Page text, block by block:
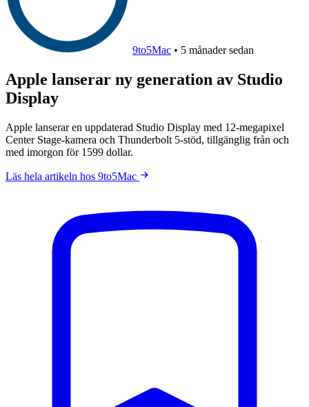
9to5Mac • 5 månader sedan
Apple lanserar ny generation av Studio
Display
Apple lanserar en uppdaterad Studio Display med 12-megapixel
Center Stage-kamera och Thunderbolt 5-stöd, tillgänglig från och
med imorgon för 1599 dollar.
Läs hela artikeln hos 9to5Mac